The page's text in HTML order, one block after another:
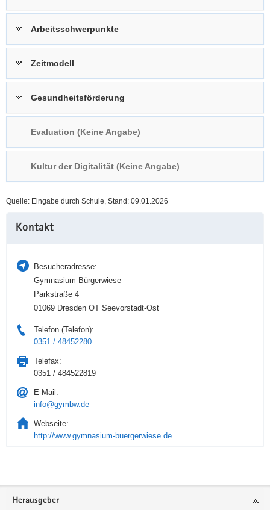
i
g
o
n
Arbeitsschwerpunkte
Zeitmodell
Gesundheitsförderung
Evaluation (Keine Angabe)
Kultur der Digitalität (Keine Angabe)
Quelle: Eingabe durch Schule, Stand: 09.01.2026
Information
Kontakt
Besucheradresse:
Gymnasium Bürgerwiese
Parkstraße 4
01069 Dresden OT Seevorstadt-Ost
Telefon (Telefon):
0351 / 48452280
Telefax:
0351 / 484522819
E-Mail:
info@gymbw.de
Webseite:
http://www.gymnasium-buergerwiese.de
Service
Herausgeber